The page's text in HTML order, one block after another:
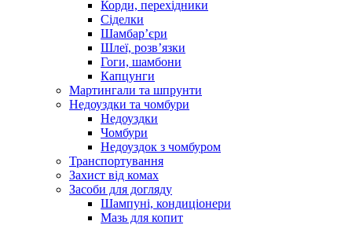
Корди, перехідники
Сіделки
Шамбар’єри
Шлеї, розв’язки
Гоги, шамбони
Капцунги
Мартингали та шпрунти
Недоуздки та чомбури
Недоуздки
Чомбури
Недоуздок з чомбуром
Транспортування
Захист від комах
Засоби для догляду
Шампуні, кондиціонери
Мазь для копит